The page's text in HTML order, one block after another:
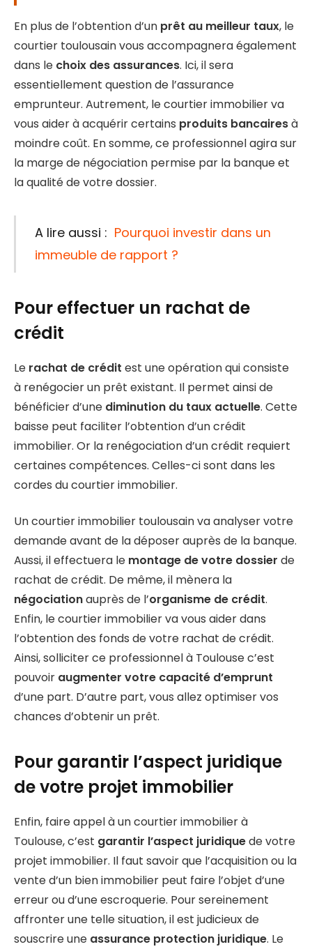
En plus de l’obtention d’un prêt au meilleur taux, le
courtier toulousain vous accompagnera également
dans le choix des assurances. Ici, il sera
essentiellement question de l’assurance
emprunteur. Autrement, le courtier immobilier va
vous aider à acquérir certains produits bancairesà
moindre coût. En somme, ce professionnel agira sur
la marge de négociation permise par la banque et
la qualité de votre dossier.
A lire aussi : Pourquoi investir dans un
immeuble de rapport ?
Pour effectuer un rachat de
crédit
Le rachat de crédit est une opération qui consiste
à renégocier un prêt existant. Il permet ainsi de
bénéficier d’une diminution du taux actuelle. Cette
baisse peut faciliter l’obtention d’un crédit
immobilier. Or la renégociation d’un crédit requiert
certaines compétences. Celles-ci sont dans les
cordes du courtier immobilier.
Un courtier immobilier toulousain va analyser votre
demande avant de la déposer auprès de la banque.
Aussi, il effectuera le montage de votre dossier de
rachat de crédit. De même, il mènera la
négociationauprès de l’organisme de crédit.
Enfin, le courtier immobilier va vous aider dans
l’obtention des fonds de votre rachat de crédit.
Ainsi, solliciter ce professionnel à Toulouse c’est
pouvoir augmenter votre capacité d’emprunt
d’une part. D’autre part, vous allez optimiser vos
chances d’obtenir un prêt.
Pour garantir l’aspect juridique
de votre projet immobilier
Enfin, faire appel à un courtier immobilier à
Toulouse, c’est garantir l’aspect juridiquede votre
projet immobilier. Il faut savoir que l’acquisition ou la
vente d’un bien immobilier peut faire l’objet d’une
erreur ou d’une escroquerie. Pour sereinement
affronter une telle situation, il est judicieux de
souscrire une assurance protection juridique. Le